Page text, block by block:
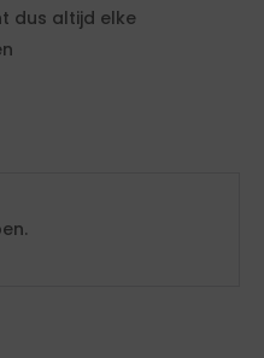
dus altijd elke